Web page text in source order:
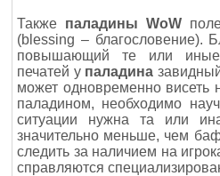
Также паладины WoW
(blessing – благословение).
повышающий те или иные
печатей у паладина
может одновременно висеть
паладином, необходимо
ситуации нужна та или
значительно меньше, чем
следить за наличием на
справляются